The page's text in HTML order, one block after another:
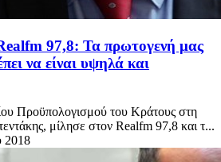
97,8: Τα πρωτογενή μας
να είναι υψηλά και
Προϋπολογισμού του Κράτους στη
μίλησε στον Realfm 97,8 και τ...
2018